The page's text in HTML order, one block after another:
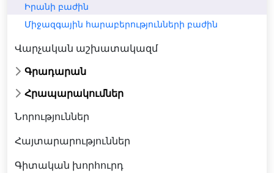
Իրանի բաժին
Միջազգային հարաբերությունների բաժին
Վարչական աշխատակազմ
Գրադարան
Հրապարակումներ
Նորություններ
Հայտարարություններ
Գիտական խորհուրդ